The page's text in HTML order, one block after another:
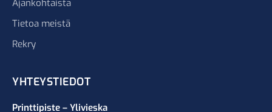
Ajankohtaista
Tietoa meistä
Rekry
YHTEYSTIEDOT
Printtipiste – Ylivieska